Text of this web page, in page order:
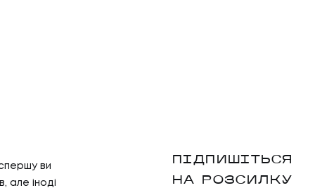
ви
але іноді
ПІДПИШІТЬСЯ
НА РОЗСИЛКУ